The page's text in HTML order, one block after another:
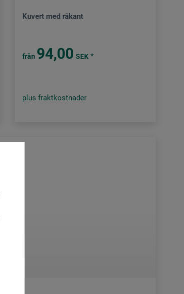
Kuvert med råkant
från 94,00 SEK *
plus fraktkostnader